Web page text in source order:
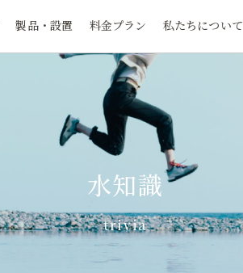
製品・設置 料金プラン 私たちについて
水知識
trivia